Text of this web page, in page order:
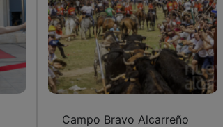
Campo Bravo Alcarreño